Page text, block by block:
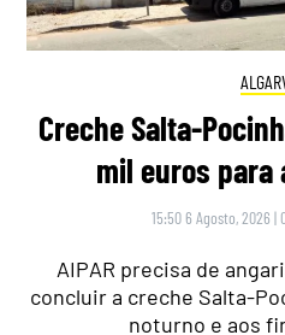
Creche Salta-
mil euros para
15:50 6 Agosto, 2026 |
AIPAR precisa de
concluir a creche Salta-
noturno e aos